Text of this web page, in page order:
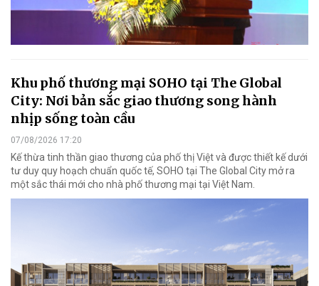
Khu phố thương mại SOHO tại The Global
City: Nơi bản sắc giao thương song hành
nhịp sống toàn cầu
07/08/2026 17:20
Kế thừa tinh thần giao thương của phố thị Việt và được thiết kế dưới
tư duy quy hoạch chuẩn quốc tế, SOHO tại The Global City mở ra
một sắc thái mới cho nhà phố thương mại tại Việt Nam.